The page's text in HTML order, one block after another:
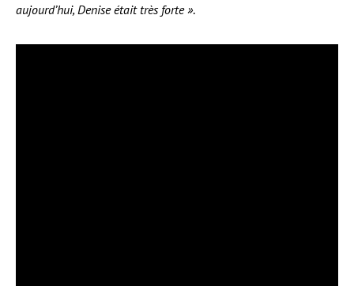
aujourd’hui, Denise était très forte ».